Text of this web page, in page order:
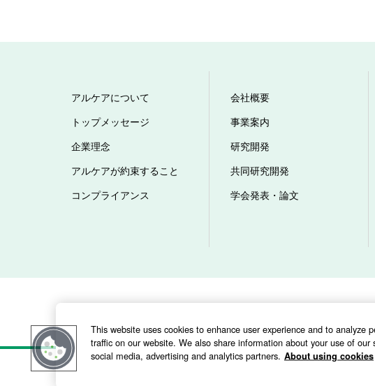
アルケアについて
トップメッセージ
企業理念
アルケアが約束すること
コンプライアンス
会社概要
事業案内
研究開発
共同研究開発
学会発表・論文
This website uses cookies to enhance user experience and to analyze
traffic on our website. We also share information about your use of our
social media, advertising and analytics partners. About using cookies